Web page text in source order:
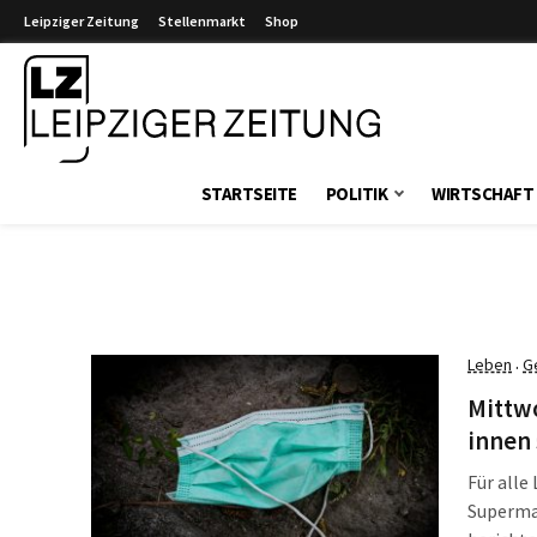
Leipziger Zeitung Stellenmarkt Shop
STARTSEITE POLITIK WIRTSCHAFT
Leben ·
innen
Für alle